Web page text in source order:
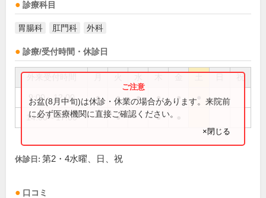
診療科目
胃腸科 肛門科 外科
診療/受付時間・休診日
祝
9:00～12:00 ● ● ● ● ●
14:00～17:00 ● ●
お盆(8月中旬)は休診・休業の場合があります。来院前
に必ず医療機関に直接ご確認ください。
×閉じる
休診日: 第2・4水曜、日、祝
口コミ